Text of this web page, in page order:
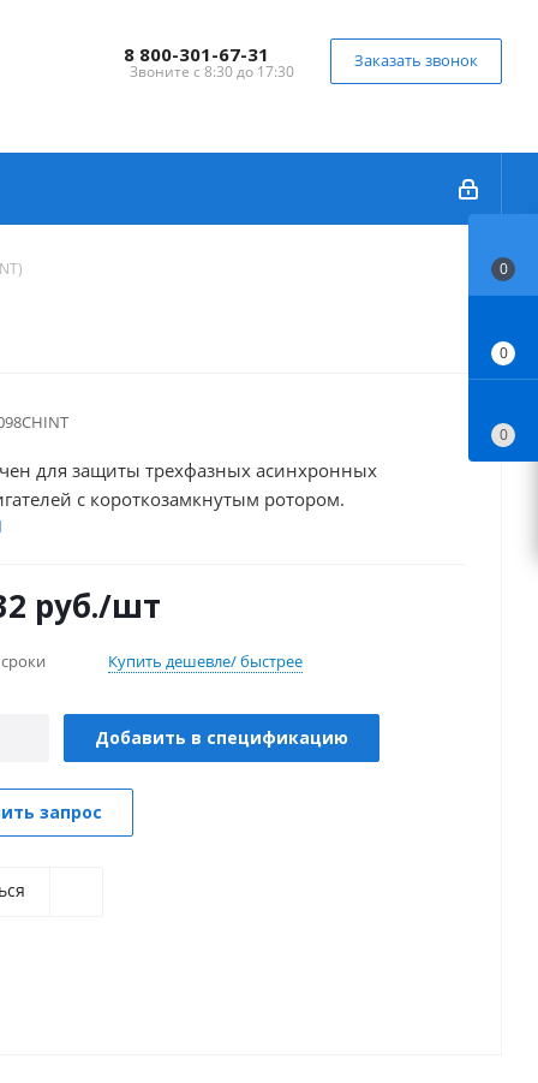
8 800-301-67-31
Звоните с 8:30 до 17:30
Заказать звонок
для защиты трехфазных асинхронных
с короткозамкнутым ротором.
руб./шт
Купить дешевле/ быстрее
Добавить в спецификацию
запрос
0
0
0